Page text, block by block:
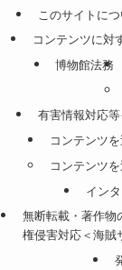
このサイトに
コンテンツに対
博物館法務
有害情報対応
コンテンツ
コンテンツ
イン
無断転載・著作物
権侵害対応＜海賊